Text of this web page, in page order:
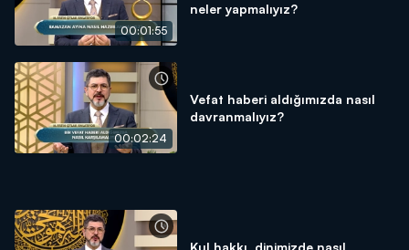
00:01:55
neler yapmalıyız?
00:02:24
Vefat haberi aldığımızda nasıl
davranmalıyız?
Kul hakkı, dinimizde nasıl